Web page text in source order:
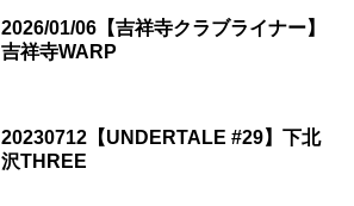
2026/01/06【吉祥寺クラブライナー】
吉祥寺WARP
20230712【UNDERTALE #29】下北
沢THREE